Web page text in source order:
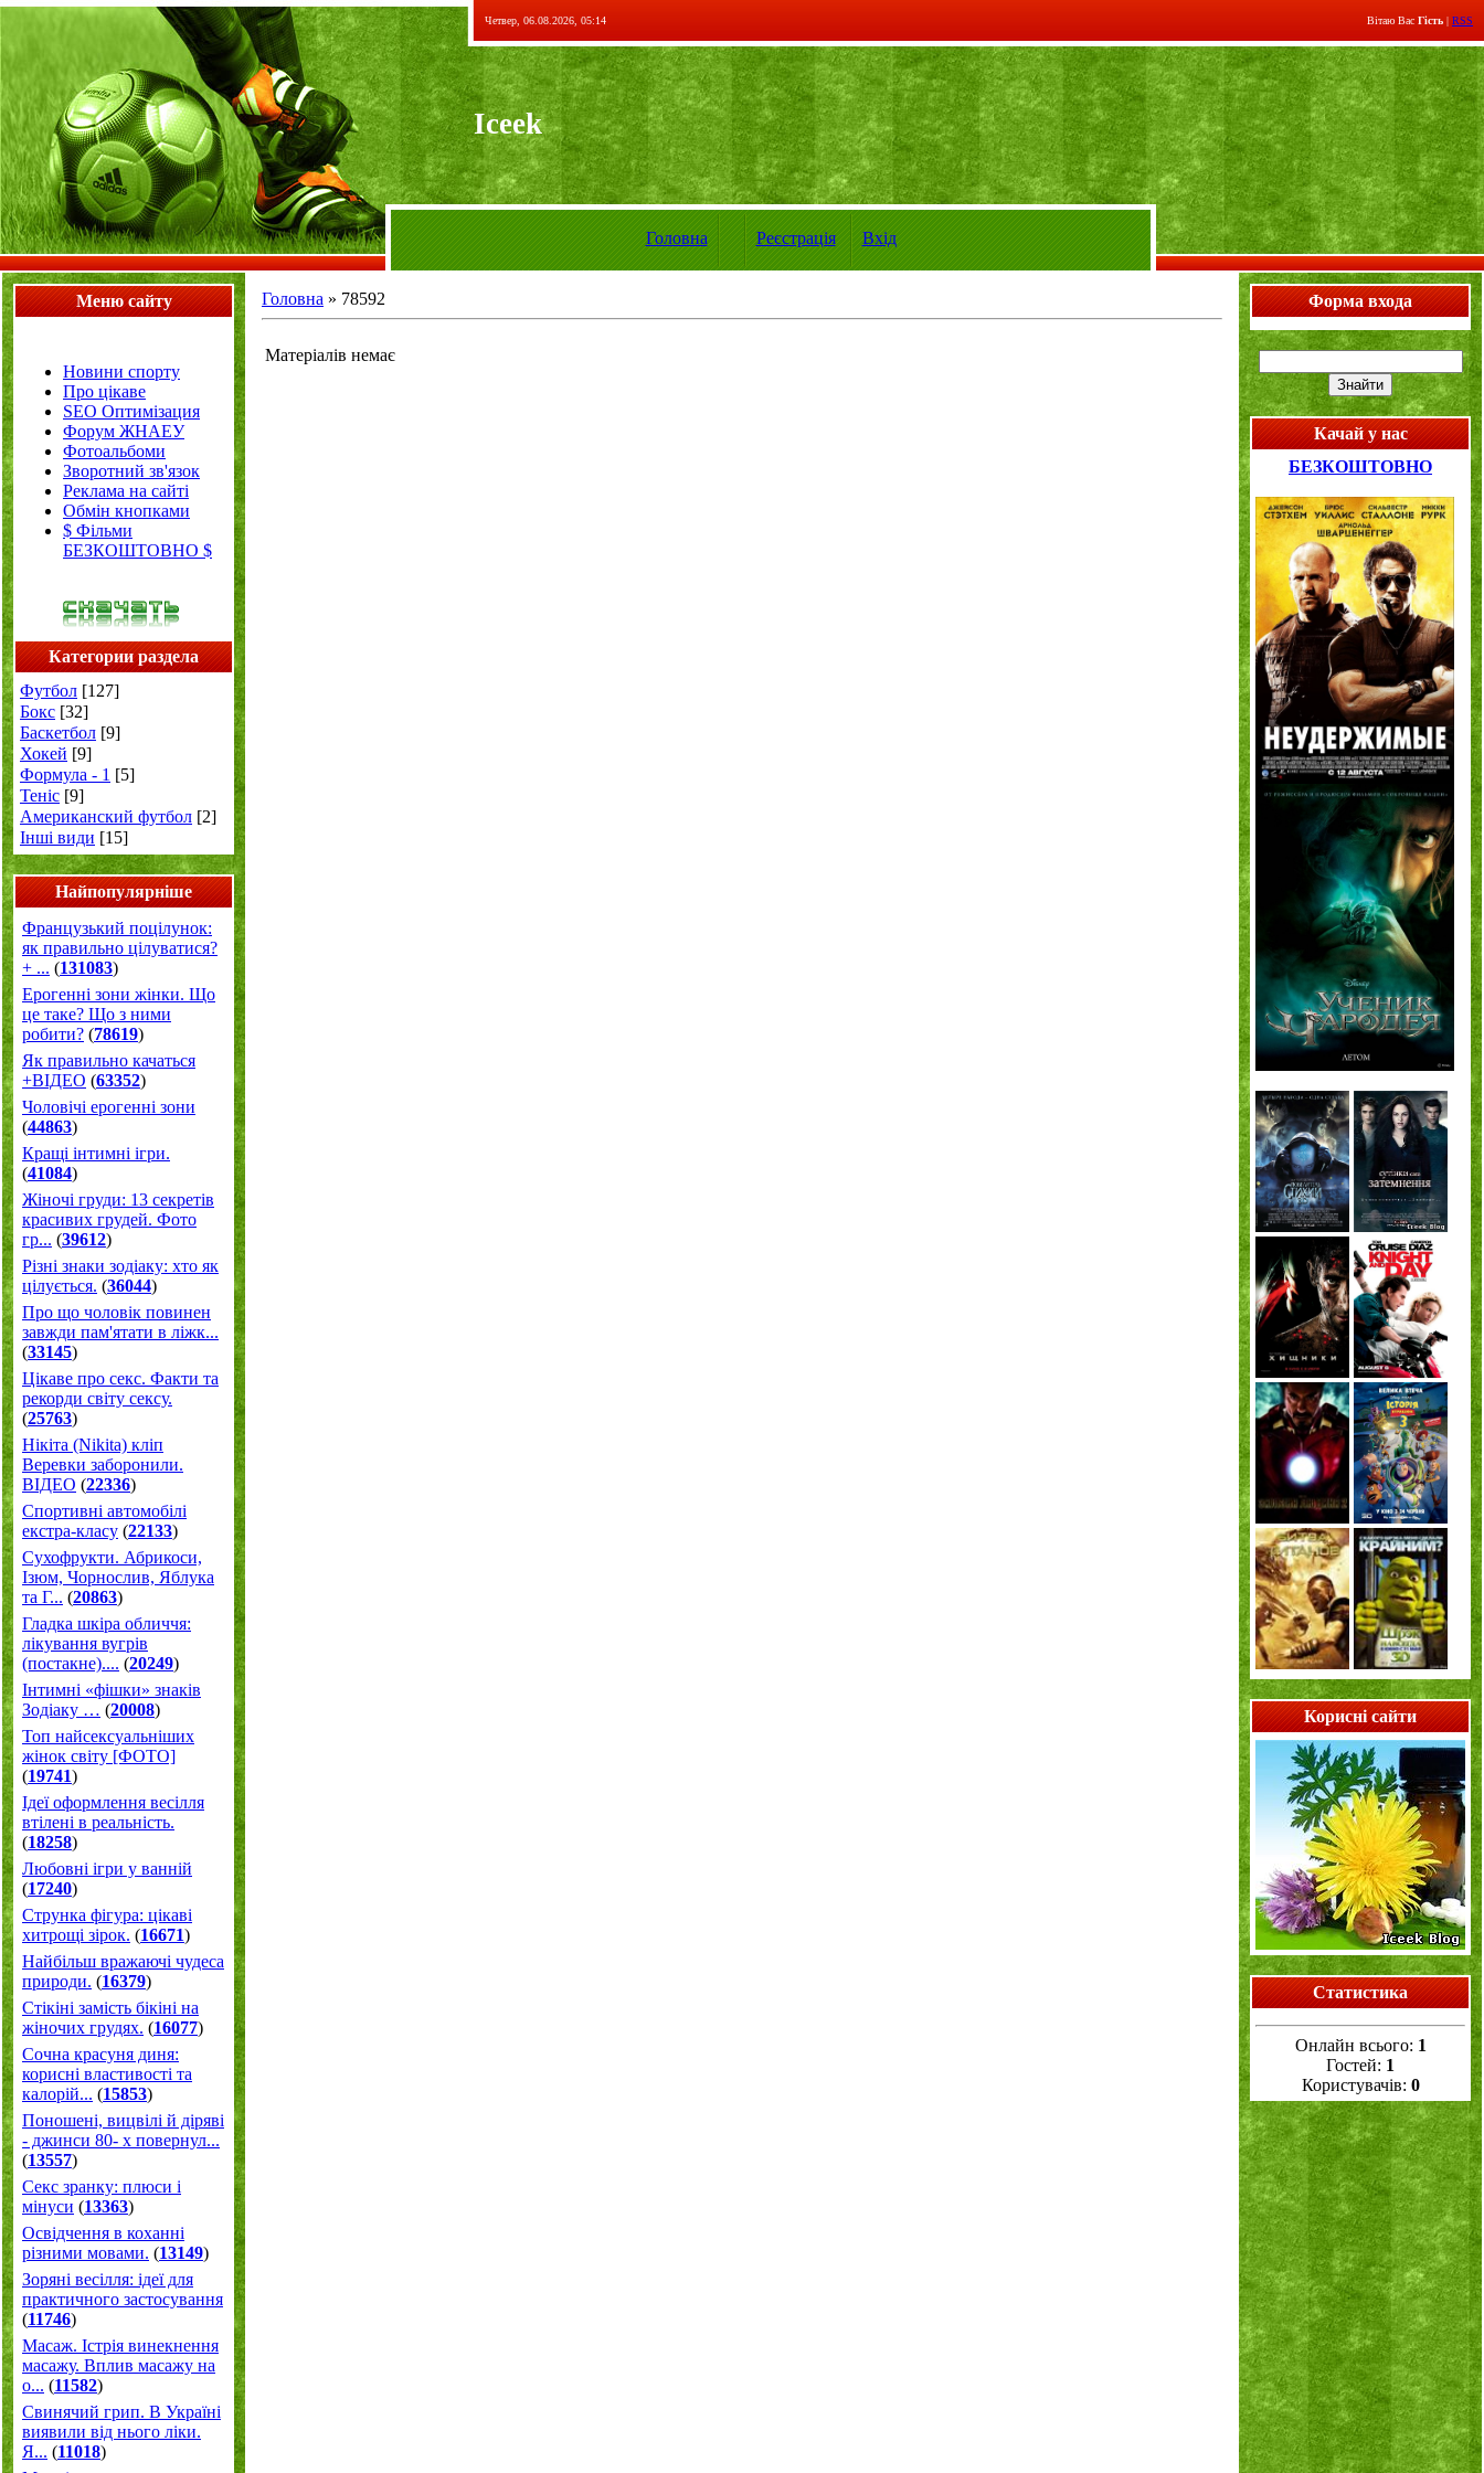
Четвер, 06.08.2026, 05:14 Вітаю Вас Гість | RSS
Iceek
Головна Реєстрація Вхід
Меню сайту
Новини спорту
Про цікаве
SEO Оптимізация
Форум ЖНАЕУ
Фотоальбоми
Зворотний зв'язок
Реклама на сайті
Обмін кнопками
$ Фільми
БЕЗКОШТОВНО $
Категории раздела
Футбол [127]
Бокс [32]
Баскетбол [9]
Хокей [9]
Формула - 1 [5]
Теніс [9]
Американский футбол [2]
Інші види [15]
Найпопулярніше
Французький поцілунок:
як правильно цілуватися?
+ ... (131083)
Ерогенні зони жінки. Що
це таке? Що з ними
робити? (78619)
Як правильно качаться
+ВІДЕО (63352)
Чоловічі ерогенні зони
(44863)
Кращі інтимні ігри.
(41084)
Жіночі груди: 13 секретів
красивих грудей. Фото
гр... (39612)
Різні знаки зодіаку: хто як
цілується. (36044)
Про що чоловік повинен
завжди пам'ятати в ліжк...
(33145)
Цікаве про секс. Факти та
рекорди світу сексу.
(25763)
Нікіта (Nikita) кліп
Веревки заборонили.
ВІДЕО (22336)
Спортивні автомобілі
екстра-класу (22133)
Cухофрукти. Абрикоси,
Ізюм, Чорнослив, Яблука
та Г... (20863)
Гладка шкіра обличчя:
лікування вугрів
(постакне).... (20249)
Інтимні «фішки» знаків
Зодіаку … (20008)
Топ найсексуальніших
жінок світу [ФОТО]
(19741)
Ідеї оформлення весілля
втілені в реальність.
(18258)
Любовні ігри у ванній
(17240)
Струнка фігура: цікаві
хитрощі зірок. (16671)
Найбільш вражаючі чудеса
природи. (16379)
Стікіні замість бікіні на
жіночих грудях. (16077)
Сочна красуня диня:
корисні властивості та
калорій... (15853)
Поношені, вицвілі й діряві
- джинси 80- х повернул...
(13557)
Секс зранку: плюси і
мінуси (13363)
Освідчення в коханні
різними мовами. (13149)
Зоряні весілля: ідеї для
практичного застосування
(11746)
Масаж. Істрія винекнення
масажу. Вплив масажу на
о... (11582)
Свинячий грип. В Україні
виявили від нього ліки.
Я... (11018)
Головна » 78592
Матеріалів немає
Форма входа
Качай у нас
БЕЗКОШТОВНО
Корисні сайти
Статистика
Онлайн всього: 1
Гостей: 1
Користувачів: 0